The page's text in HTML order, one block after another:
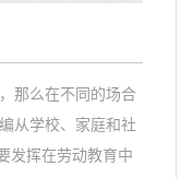
那么在不同的场合
从学校、家庭和社
发挥在劳动教育中